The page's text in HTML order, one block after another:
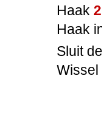
Haak
Haak
Sluit
Wissel